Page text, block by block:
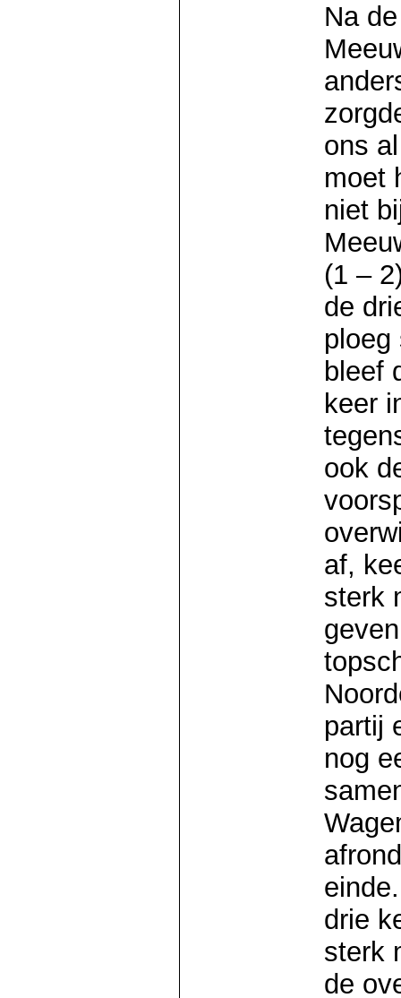
Na
ons
moet
niet
(1 –
de
ploeg
bleef
keer
ook
af,
sterk
partij
nog
drie
sterk
de